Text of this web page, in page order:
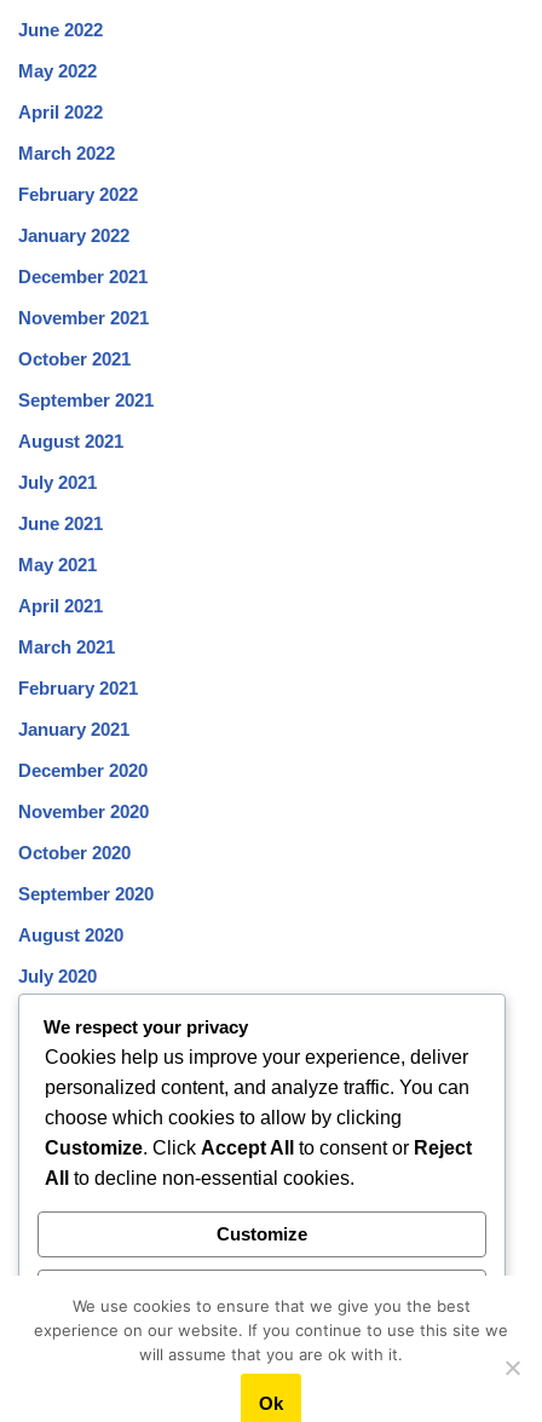
June 2022
May 2022
April 2022
March 2022
February 2022
January 2022
December 2021
November 2021
October 2021
September 2021
August 2021
July 2021
June 2021
May 2021
April 2021
March 2021
February 2021
January 2021
December 2020
November 2020
October 2020
September 2020
August 2020
July 2020
June 2020
May 2020
April 2020
March 2020
February 2020
December 2019
November 2019
October 2019
We respect your privacy
Cookies help us improve your experience, deliver
personalized content, and analyze traffic. You can
choose which cookies to allow by clicking
Customize. Click Accept All to consent or Reject
All
to decline non-essential cookies.
Customize
Accept All
We use cookies to ensure that we give you the best
experience on our website. If you continue to use this site we
will assume that you are ok with it.
Ok